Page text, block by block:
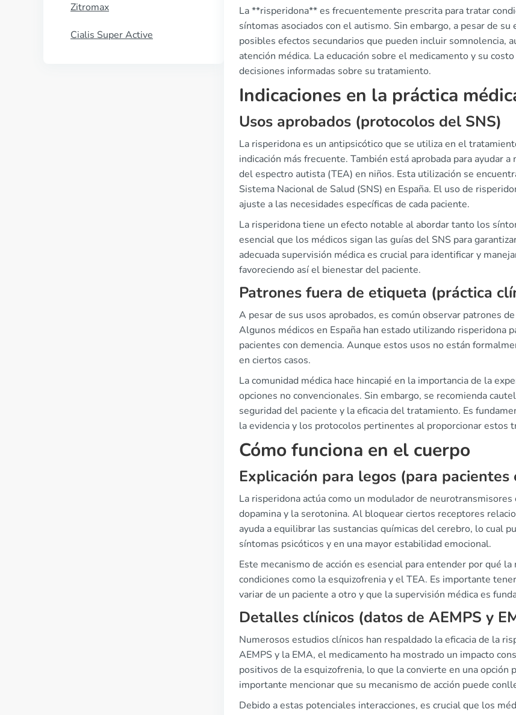
Zitromax
Cialis Super Active
La **risperidona** es frecuentemente prescrita para tratar
síntomas asociados con el autismo. Sin embargo, a pesar de
posibles efectos secundarios que pueden incluir somnolencia,
atención médica. La educación sobre el medicamento y su
decisiones informadas sobre su tratamiento.
Indicaciones en la práctica
Usos aprobados (protocolos del SNS)
La risperidona es un antipsicótico que se utiliza en el
indicación más frecuente. También está aprobada para ayudar
del espectro autista (TEA) en niños. Esta utilización se
Sistema Nacional de Salud (SNS) en España. El uso de
ajuste a las necesidades específicas de cada paciente.
La risperidona tiene un efecto notable al abordar tanto los
esencial que los médicos sigan las guías del SNS para
adecuada supervisión médica es crucial para identificar y
favoreciendo así el bienestar del paciente.
Patrones fuera de etiqueta (práctica
A pesar de sus usos aprobados, es común observar patrones
Algunos médicos en España han estado utilizando risperidona
pacientes con demencia. Aunque estos usos no están
en ciertos casos.
La comunidad médica hace hincapié en la importancia de la
opciones no convencionales. Sin embargo, se recomienda
seguridad del paciente y la eficacia del tratamiento. Es
la evidencia y los protocolos pertinentes al proporcionar estos
Cómo funciona en el cuerpo
Explicación para legos (para pacientes
La risperidona actúa como un modulador de
dopamina y la serotonina. Al bloquear ciertos receptores
ayuda a equilibrar las sustancias químicas del cerebro, lo cual
síntomas psicóticos y en una mayor estabilidad emocional.
Este mecanismo de acción es esencial para entender por qué
condiciones como la esquizofrenia y el TEA. Es importante
variar de un paciente a otro y que la supervisión médica es
Detalles clínicos (datos de AEMPS y
Numerosos estudios clínicos han respaldado la eficacia de la
AEMPS y la EMA, el medicamento ha mostrado un impacto
positivos de la esquizofrenia, lo que la convierte en una
importante mencionar que su mecanismo de acción puede
Debido a estas potenciales interacciones, es crucial que los